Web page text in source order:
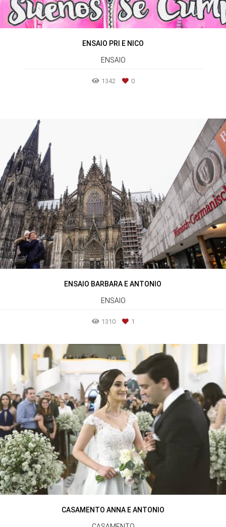
ENSAIO PRI E NICO
ENSAIO
1342 0
ENSAIO BARBARA E ANTONIO
ENSAIO
1310 1
CASAMENTO ANNA E ANTONIO